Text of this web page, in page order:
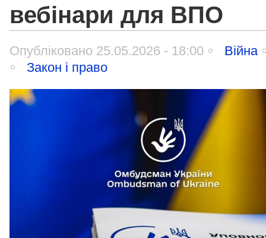
вебінари для ВПО
Опубліковано 25.05.2026 - 18:00
Війна
Закон і право